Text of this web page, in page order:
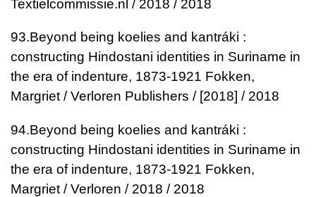
Textielcommissie.nl / 2018 / 2018
93.Beyond being koelies and kantráki :
constructing Hindostani identities in Suriname in
the era of indenture, 1873-1921 Fokken,
Margriet / Verloren Publishers / [2018] / 2018
94.Beyond being koelies and kantráki :
constructing Hindostani identities in Suriname in
the era of indenture, 1873-1921 Fokken,
Margriet / Verloren / 2018 / 2018